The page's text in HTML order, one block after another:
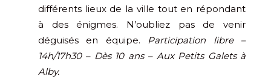
différents lieux de la ville tout en répondant
à des énigmes. N’oubliez pas de venir
déguisés en équipe. Participation libre –
14h/17h30 – Dès 10 ans – Aux Petits Galets à
Alby.